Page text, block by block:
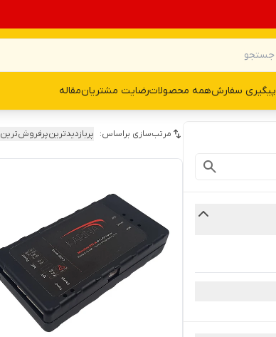
پیگیری سفارشهمه محصولاترضایت مشتریانمقاله
مرتب‌سازی براساس: پربازدیدترینپرفروش‌ترین